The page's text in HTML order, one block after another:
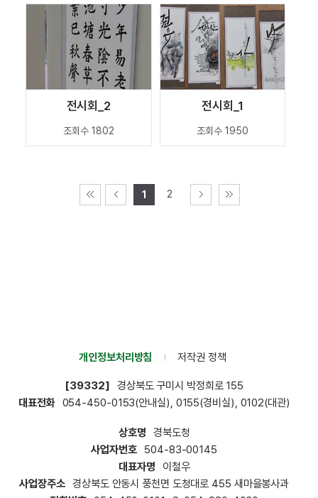
전시회_2
조회수 1802
전시회_1
조회수 1950
1 2
개인정보처리방침 저작권 정책
[39332] 경상북도 구미시 박정희로 155
대표전화
054-450-0153(안내실), 0155(경비실), 0102(대관)
상호명
경북도청
사업자번호
504-83-00145
대표자명
이철우
사업장주소 경상북도 안동시 풍천면 도청대로 455 새마을봉사과